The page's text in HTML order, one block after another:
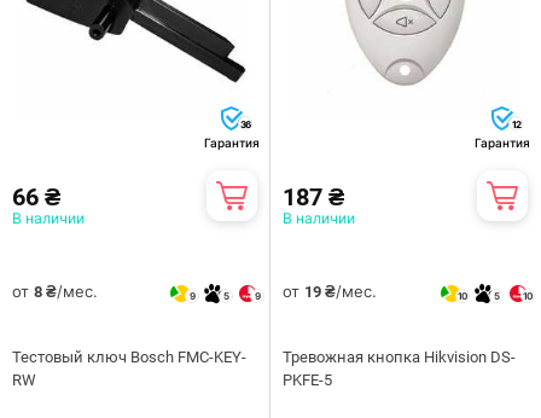
36
Гарантия
66 ₴
В наличии
от 8 ₴/мес. 9 5 9
Тестовый ключ Bosch FMC-KEY-
RW
12
Гарантия
187 ₴
В наличии
от 19 ₴/мес. 10 5 10
Тревожная кнопка Hikvision DS-
PKFE-5